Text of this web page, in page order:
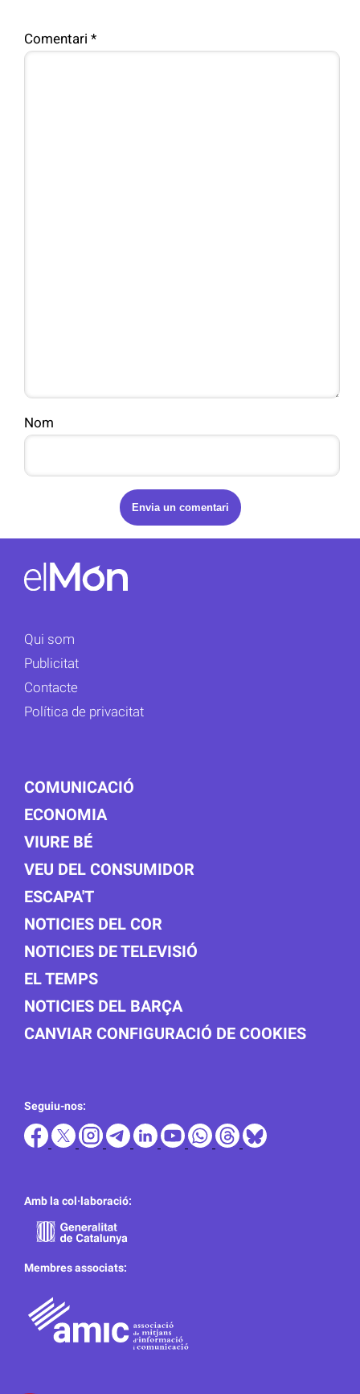
Comentari *
Nom
Qui som
Publicitat
Contacte
Política de privacitat
COMUNICACIÓ
ECONOMIA
VIURE BÉ
VEU DEL CONSUMIDOR
ESCAPA'T
NOTICIES DEL COR
NOTICIES DE TELEVISIÓ
EL TEMPS
NOTICIES DEL BARÇA
CANVIAR CONFIGURACIÓ DE COOKIES
Seguiu-nos:
Amb la col·laboració:
Membres associats: